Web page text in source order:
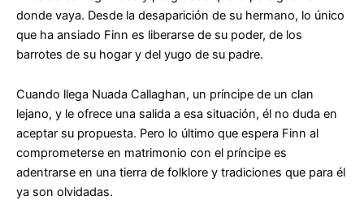
donde vaya. Desde la desaparición de su hermano, lo único
que ha ansiado Finn es liberarse de su poder, de los
barrotes de su hogar y del yugo de su padre.
Cuando llega Nuada Callaghan, un príncipe de un clan
lejano, y le ofrece una salida a esa situación, él no duda en
aceptar su propuesta. Pero lo último que espera Finn al
comprometerse en matrimonio con el príncipe es
adentrarse en una tierra de folklore y tradiciones que para él
ya son olvidadas.